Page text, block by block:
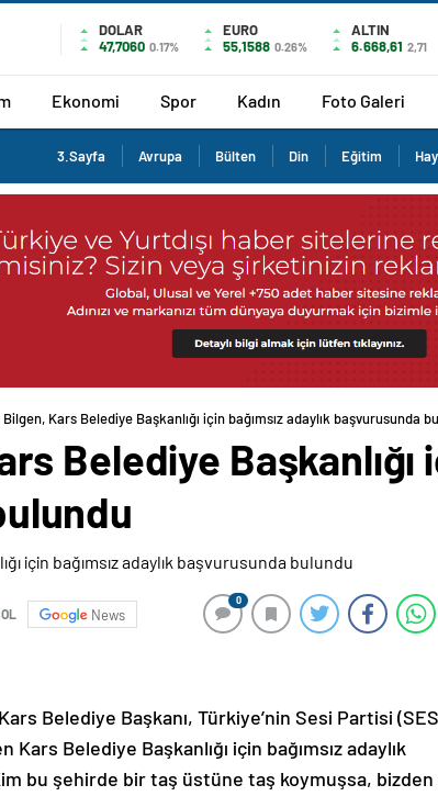
DOLAR
47,7060 0.17%
EURO
55,1588 0.26%
ALTIN
6.668,61 2,71
Ekonomi Spor Kadın Foto Galeri
3.Sayfa Avrupa Bülten Din Eğitim
Kars Belediye Başkanlığı için bağımsız adaylık başvurusunda
Belediye Başkanlığı
News
0
Belediye Başkanı, Türkiye’nin Sesi Partisi (SES
Kars Belediye Başkanlığı için bağımsız adaylık
bu şehirde bir taş üstüne taş koymuşsa,